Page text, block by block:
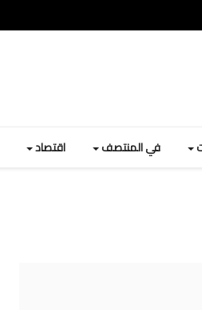
في المنتصف اقتصاد